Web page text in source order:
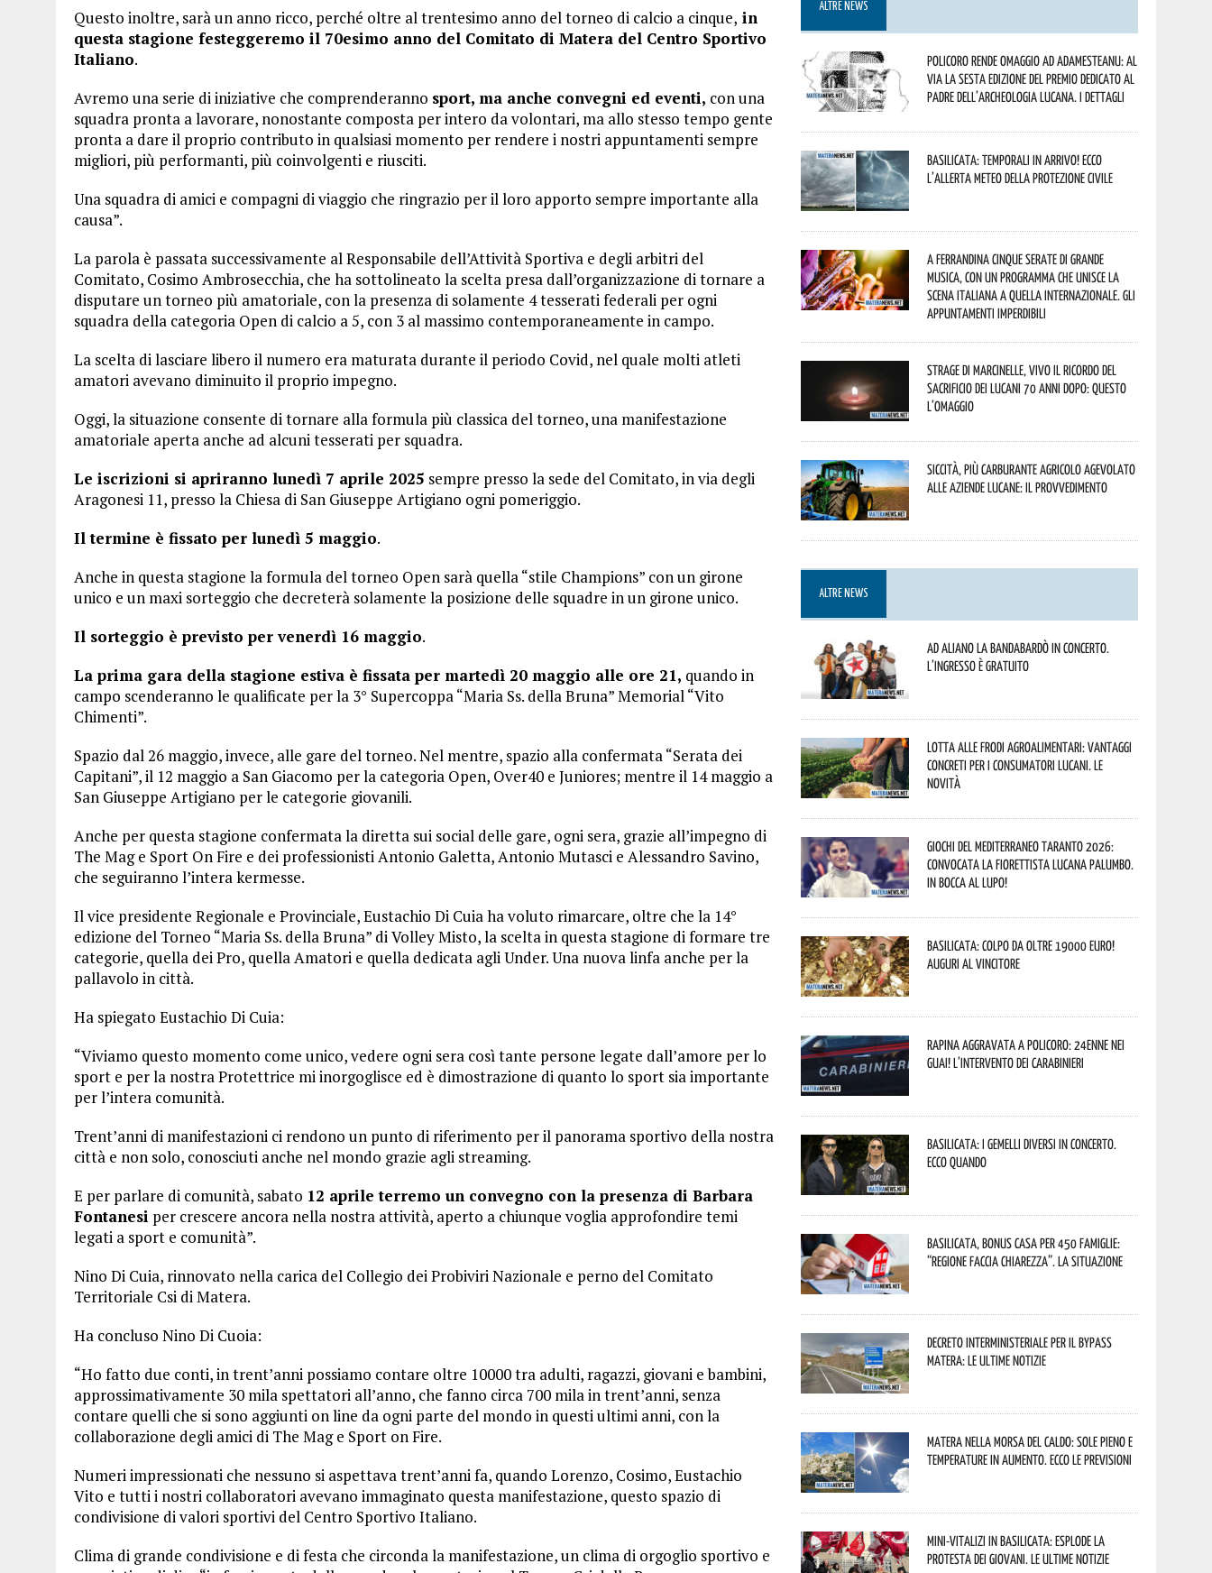
Questo inoltre, sarà un anno ricco, perché oltre al trentesimo anno del torneo di calcio a cinque, in
questa stagione festeggeremo il 70esimo anno del Comitato di Matera del Centro Sportivo
Italiano.
Avremo una serie di iniziative che comprenderanno sport, ma anche convegni ed eventi, con una
squadra pronta a lavorare, nonostante composta per intero da volontari, ma allo stesso tempo gente
pronta a dare il proprio contributo in qualsiasi momento per rendere i nostri appuntamenti sempre
migliori, più performanti, più coinvolgenti e riusciti.
Una squadra di amici e compagni di viaggio che ringrazio per il loro apporto sempre importante alla
causa”.
La parola è passata successivamente al Responsabile dell’Attività Sportiva e degli arbitri del
Comitato, Cosimo Ambrosecchia, che ha sottolineato la scelta presa dall’organizzazione di tornare a
disputare un torneo più amatoriale, con la presenza di solamente 4 tesserati federali per ogni
squadra della categoria Open di calcio a 5, con 3 al massimo contemporaneamente in campo.
La scelta di lasciare libero il numero era maturata durante il periodo Covid, nel quale molti atleti
amatori avevano diminuito il proprio impegno.
Oggi, la situazione consente di tornare alla formula più classica del torneo, una manifestazione
amatoriale aperta anche ad alcuni tesserati per squadra.
Le iscrizioni si apriranno lunedì 7 aprile 2025 sempre presso la sede del Comitato, in via degli
Aragonesi 11, presso la Chiesa di San Giuseppe Artigiano ogni pomeriggio.
Il termine è fissato per lunedì 5 maggio.
Anche in questa stagione la formula del torneo Open sarà quella “stile Champions” con un girone
unico e un maxi sorteggio che decreterà solamente la posizione delle squadre in un girone unico.
Il sorteggio è previsto per venerdì 16 maggio.
La prima gara della stagione estiva è fissata per martedì 20 maggio alle ore 21, quando in
campo scenderanno le qualificate per la 3° Supercoppa “Maria Ss. della Bruna” Memorial “Vito
Chimenti”.
Spazio dal 26 maggio, invece, alle gare del torneo. Nel mentre, spazio alla confermata “Serata dei
Capitani”, il 12 maggio a San Giacomo per la categoria Open, Over40 e Juniores; mentre il 14 maggio a
San Giuseppe Artigiano per le categorie giovanili.
Anche per questa stagione confermata la diretta sui social delle gare, ogni sera, grazie all’impegno di
The Mag e Sport On Fire e dei professionisti Antonio Galetta, Antonio Mutasci e Alessandro Savino,
che seguiranno l’intera kermesse.
Il vice presidente Regionale e Provinciale, Eustachio Di Cuia ha voluto rimarcare, oltre che la 14°
edizione del Torneo “Maria Ss. della Bruna” di Volley Misto, la scelta in questa stagione di formare tre
categorie, quella dei Pro, quella Amatori e quella dedicata agli Under. Una nuova linfa anche per la
pallavolo in città.
Ha spiegato Eustachio Di Cuia:
“Viviamo questo momento come unico, vedere ogni sera così tante persone legate dall’amore per lo
sport e per la nostra Protettrice mi inorgoglisce ed è dimostrazione di quanto lo sport sia importante
per l’intera comunità.
Trent’anni di manifestazioni ci rendono un punto di riferimento per il panorama sportivo della nostra
città e non solo, conosciuti anche nel mondo grazie agli streaming.
E per parlare di comunità, sabato 12 aprile terremo un convegno con la presenza di Barbara
Fontanesi per crescere ancora nella nostra attività, aperto a chiunque voglia approfondire temi
legati a sport e comunità”.
Nino Di Cuia, rinnovato nella carica del Collegio dei Probiviri Nazionale e perno del Comitato
Territoriale Csi di Matera.
Ha concluso Nino Di Cuoia:
“Ho fatto due conti, in trent’anni possiamo contare oltre 10000 tra adulti, ragazzi, giovani e bambini,
approssimativamente 30 mila spettatori all’anno, che fanno circa 700 mila in trent’anni, senza
contare quelli che si sono aggiunti on line da ogni parte del mondo in questi ultimi anni, con la
collaborazione degli amici di The Mag e Sport on Fire.
Numeri impressionati che nessuno si aspettava trent’anni fa, quando Lorenzo, Cosimo, Eustachio
Vito e tutti i nostri collaboratori avevano immaginato questa manifestazione, questo spazio di
condivisione di valori sportivi del Centro Sportivo Italiano.
Clima di grande condivisione e di festa che circonda la manifestazione, un clima di orgoglio sportivo e
ALTRE NEWS
Policoro rende omaggio ad Adamesteanu: al
via la sesta edizione del Premio dedicato al
padre dell’archeologia lucana. I dettagli
Basilicata: temporali in arrivo! Ecco
l’allerta meteo della Protezione civile
A Ferrandina cinque serate di grande
musica, con un programma che unisce la
scena italiana a quella internazionale. Gli
appuntamenti imperdibili
Strage di Marcinelle, vivo il ricordo del
sacrificio dei lucani 70 anni dopo: questo
l’omaggio
Siccità, più carburante agricolo agevolato
alle aziende lucane: il provvedimento
ALTRE NEWS
Ad Aliano la Bandabardò in concerto.
L’ingresso è gratuito
Lotta alle frodi agroalimentari: vantaggi
concreti per i consumatori lucani. Le
novità
Giochi del Mediterraneo Taranto 2026:
convocata la fiorettista lucana Palumbo.
In bocca al lupo!
Basilicata: colpo da oltre 19000 Euro!
Auguri al vincitore
Rapina aggravata a Policoro: 24enne nei
guai! L’intervento dei Carabinieri
Basilicata: i Gemelli DiVersi in concerto.
Ecco quando
Basilicata, Bonus casa per 450 famiglie:
“Regione faccia chiarezza”. La situazione
Decreto interministeriale per il Bypass
Matera: le ultime notizie
Matera nella morsa del caldo: sole pieno e
temperature in aumento. Ecco le previsioni
Mini-vitalizi in Basilicata: esplode la
protesta dei giovani. Le ultime notizie